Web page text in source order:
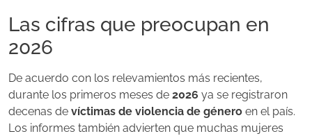
Las cifras que preocupan en
2026
De acuerdo con los relevamientos más recientes,
durante los primeros meses de 2026 ya se registraron
decenas de víctimas de violencia de género en el país.
Los informes también advierten que muchas mujeres